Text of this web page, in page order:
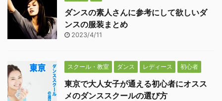
ダンスの素人さんに参考にして欲しいダ
ンスの服装まとめ
2023/4/11
スクール・教室 ダンス レディース 初心者
東京で大人女子が通える初心者にオスス
メのダンススクールの選び方